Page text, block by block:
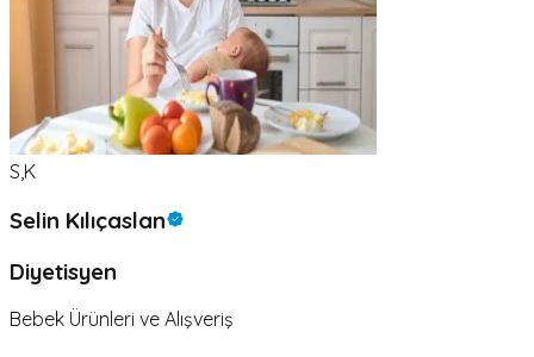
S,K
Selin Kılıçaslan
Diyetisyen
Bebek Ürünleri ve Alışveriş